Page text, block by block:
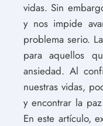
vidas. Sin
y nos impide
problema serio.
para aquellos
ansiedad. Al
nuestras vidas,
y encontrar la
En este artículo,